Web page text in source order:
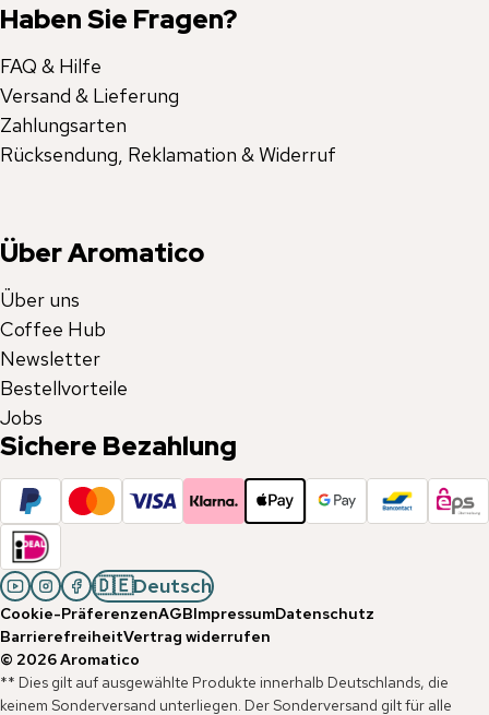
Haben Sie Fragen?
FAQ & Hilfe
Versand & Lieferung
Zahlungsarten
Rücksendung, Reklamation & Widerruf
Über Aromatico
Über uns
Coffee Hub
Newsletter
Bestellvorteile
Jobs
Sichere Bezahlung
🇩🇪Deutsch
Cookie-PräferenzenAGBImpressumDatenschutz
BarrierefreiheitVertrag widerrufen
© 2026Aromatico
** Dies gilt auf ausgewählte Produkte innerhalb Deutschlands, die
keinem Sonderversand unterliegen. Der Sonderversand gilt für alle